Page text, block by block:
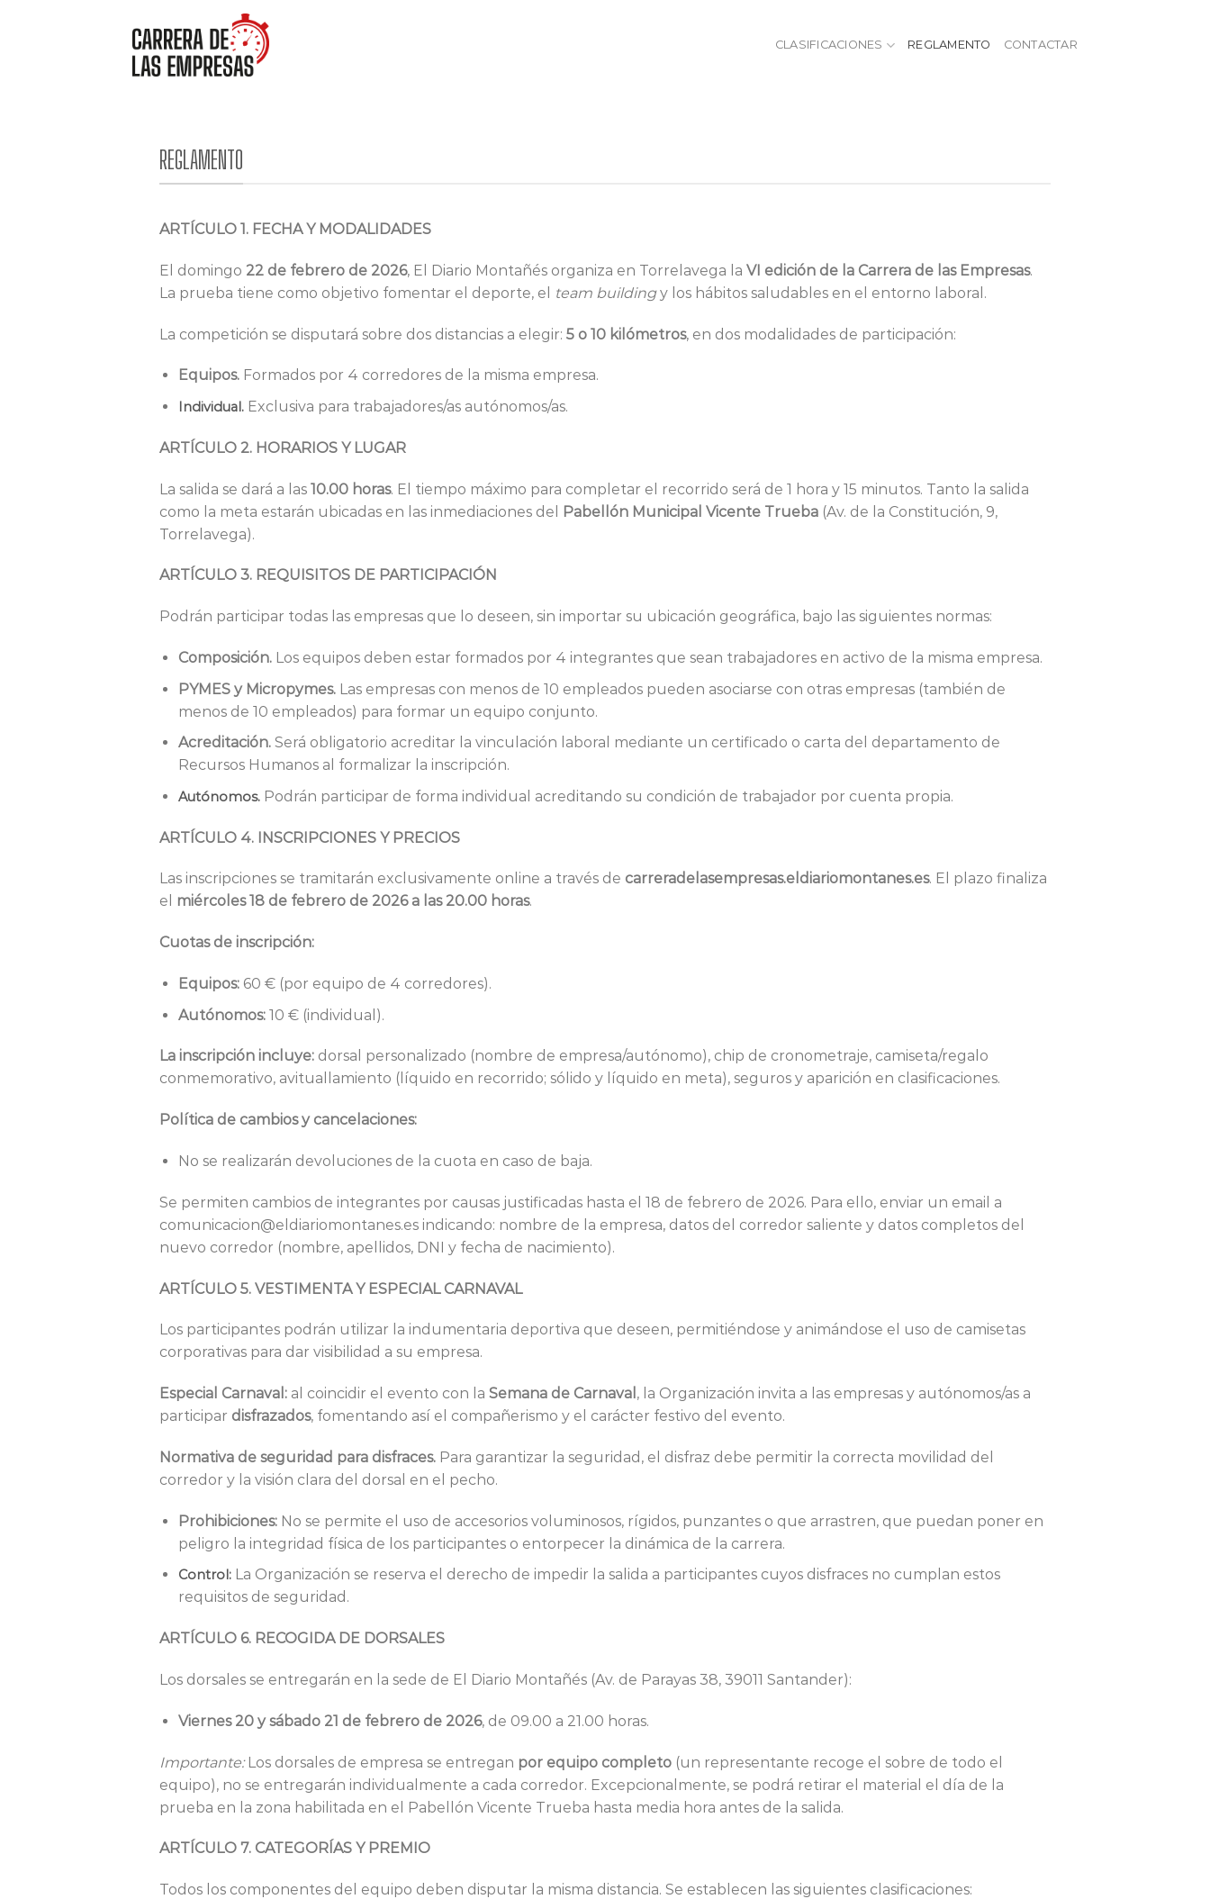
CLASIFICACIONES REGLAMENTO CONTACTAR
REGLAMENTO
ARTÍCULO 1. FECHA Y MODALIDADES
El domingo 22 de febrero de 2026, El Diario Montañés organiza en Torrelavega la VI edición de la Carrera de las Empresas.
La prueba tiene como objetivo fomentar el deporte, el
team buildingy los hábitos saludables en el entorno laboral.
La competición se disputará sobre dos distancias a elegir: 5 o 10 kilómetros, en dos modalidades de participación:
Equipos.Formados por 4 corredores de la misma empresa.
Individual.Exclusiva para trabajadores/as autónomos/as.
ARTÍCULO 2. HORARIOS Y LUGAR
La salida se dará a las 10.00 horas. El tiempo máximo para completar el recorrido será de 1 hora y 15 minutos. Tanto la salida
como la meta estarán ubicadas en las inmediaciones del
Pabellón Municipal Vicente Trueba (Av. de la Constitución, 9,
Torrelavega).
ARTÍCULO 3. REQUISITOS DE PARTICIPACIÓN
Podrán participar todas las empresas que lo deseen, sin importar su ubicación geográfica, bajo las siguientes normas:
Composición.Los equipos deben estar formados por 4 integrantes que sean trabajadores en activo de la misma empresa.
PYMES y Micropymes.Las empresas con menos de 10 empleados pueden asociarse con otras empresas (también de
menos de 10 empleados) para formar un equipo conjunto.
Acreditación.Será obligatorio acreditar la vinculación laboral mediante un certificado o carta del departamento de
Recursos Humanos al formalizar la inscripción.
Autónomos.Podrán participar de forma individual acreditando su condición de trabajador por cuenta propia.
ARTÍCULO 4. INSCRIPCIONES Y PRECIOS
Las inscripciones se tramitarán exclusivamente online a través de carreradelasempresas.eldiariomontanes.es. El plazo finaliza
el miércoles 18 de febrero de 2026 a las 20.00 horas.
Cuotas de inscripción:
Equipos:60 € (por equipo de 4 corredores).
Autónomos:10 € (individual).
La inscripción incluye: dorsal personalizado (nombre de empresa/autónomo), chip de cronometraje, camiseta/regalo
conmemorativo, avituallamiento (líquido en recorrido; sólido y líquido en meta), seguros y aparición en clasificaciones.
Política de cambios y cancelaciones:
No se realizarán devoluciones de la cuota en caso de baja.
Se permiten cambios de integrantes por causas justificadas hasta el 18 de febrero de 2026. Para ello, enviar un email a
comunicacion@eldiariomontanes.es indicando: nombre de la empresa, datos del corredor saliente y datos completos del
nuevo corredor (nombre, apellidos, DNI y fecha de nacimiento).
ARTÍCULO 5. VESTIMENTA Y ESPECIAL CARNAVAL
Los participantes podrán utilizar la indumentaria deportiva que deseen, permitiéndose y animándose el uso de camisetas
corporativas para dar visibilidad a su empresa.
Especial Carnaval: al coincidir el evento con la Semana de Carnaval , la Organización invita a las empresas y autónomos/as a
participar disfrazados, fomentando así el compañerismo y el carácter festivo del evento.
Normativa de seguridad para disfraces. Para garantizar la seguridad, el disfraz debe permitir la correcta movilidad del
corredor y la visión clara del dorsal en el pecho.
Prohibiciones:No se permite el uso de accesorios voluminosos, rígidos, punzantes o que arrastren, que puedan poner en
peligro la integridad física de los participantes o entorpecer la dinámica de la carrera.
Control:La Organización se reserva el derecho de impedir la salida a participantes cuyos disfraces no cumplan estos
requisitos de seguridad.
ARTÍCULO 6. RECOGIDA DE DORSALES
Los dorsales se entregarán en la sede de El Diario Montañés (Av. de Parayas 38, 39011 Santander):
Viernes 20 y sábado 21 de febrero de 2026, de 09.00 a 21.00 horas.
Importante:Los dorsales de empresa se entregan por equipo completo (un representante recoge el sobre de todo el
equipo), no se entregarán individualmente a cada corredor. Excepcionalmente, se podrá retirar el material el día de la
prueba en la zona habilitada en el Pabellón Vicente Trueba hasta media hora antes de la salida.
ARTÍCULO 7. CATEGORÍAS Y PREMIO
Todos los componentes del equipo deben disputar la misma distancia. Se establecen las siguientes clasificaciones: